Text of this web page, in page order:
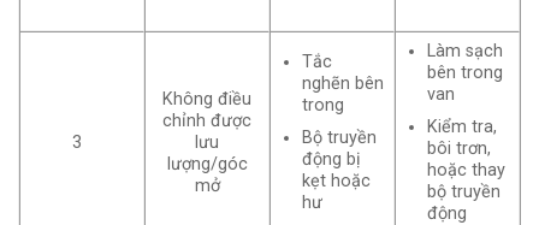
3
Không điều
chỉnh được
lưu
lượng/góc
mở
Tắc
nghẽn bên
trong
Bộ truyền
động bị
kẹt hoặc
hư
Làm sạch
bên trong
van
Kiểm tra,
bôi trơn,
hoặc thay
bộ truyền
động